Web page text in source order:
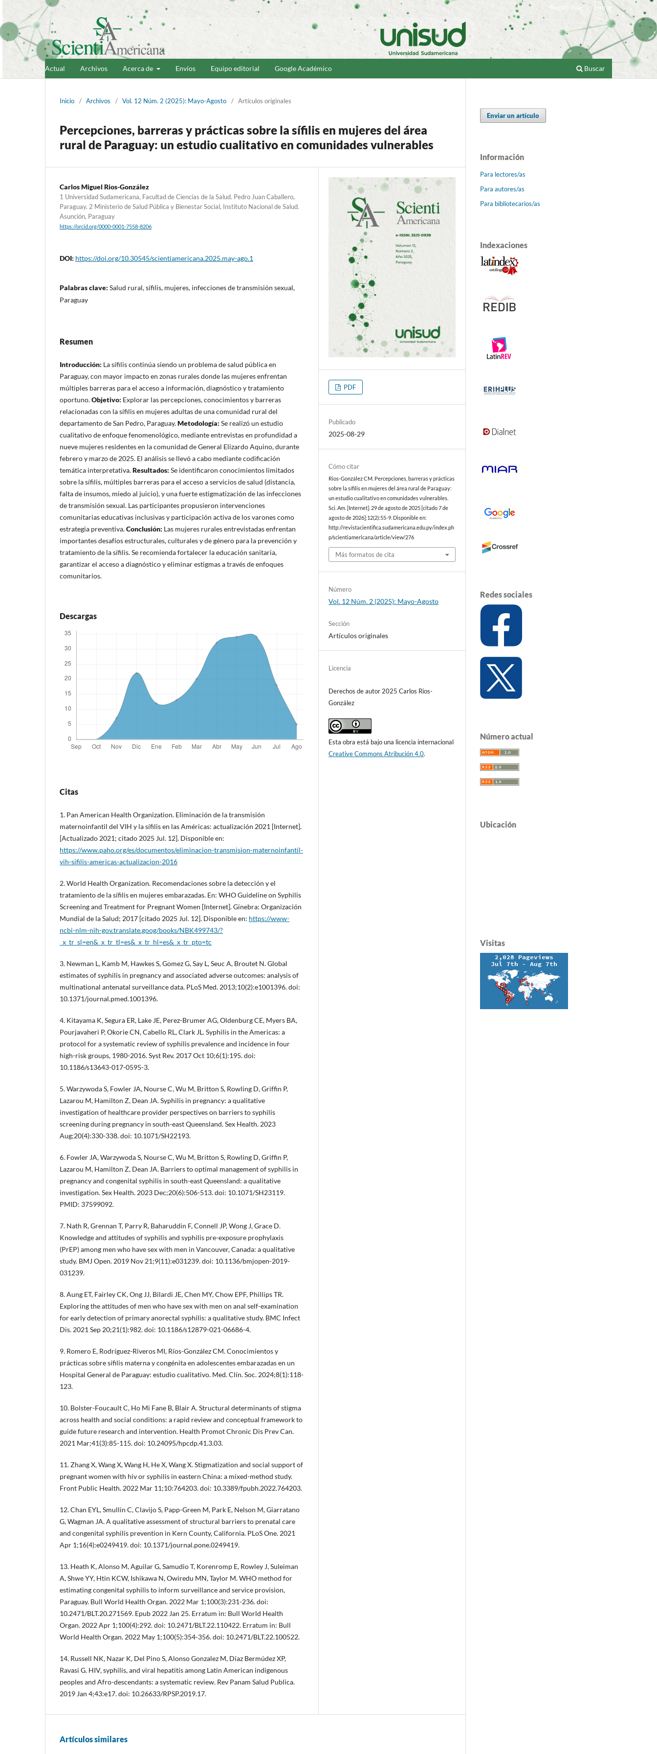
Actual Archivos Acerca de Envíos Equipo editorial Google Académico Buscar
Registrarse Entrar
Inicio / Archivos / Vol. 12 Núm. 2 (2025): Mayo-Agosto / Artículos originales
Percepciones, barreras y prácticas sobre la sífilis en mujeres del área
rural de Paraguay: un estudio cualitativo en comunidades vulnerables
Carlos Miguel Rios-González
1 Universidad Sudamericana, Facultad de Ciencias de la Salud. Pedro Juan Caballero,
Paraguay. 2 Ministerio de Salud Pública y Bienestar Social, Instituto Nacional de Salud.
Asunción, Paraguay
https://orcid.org/0000-0001-7558-8206
DOI: https://doi.org/10.30545/scientiamericana.2025.may-ago.1
Palabras clave: Salud rural, sífilis, mujeres, infecciones de transmisión sexual,
Paraguay
Resumen
Introducción: La sífilis continúa siendo un problema de salud pública en
Paraguay, con mayor impacto en zonas rurales donde las mujeres enfrentan
múltiples barreras para el acceso a información, diagnóstico y tratamiento
oportuno.Objetivo: Explorar las percepciones, conocimientos y barreras
relacionadas con la sífilis en mujeres adultas de una comunidad rural del
departamento de San Pedro, Paraguay.Metodología: Se realizó un estudio
cualitativo de enfoque fenomenológico, mediante entrevistas en profundidad a
nueve mujeres residentes en la comunidad de General Elizardo Aquino, durante
febrero y marzo de 2025. El análisis se llevó a cabo mediante codificación
temática interpretativa.Resultados: Se identificaron conocimientos limitados
sobre la sífilis, múltiples barreras para el acceso a servicios de salud (distancia,
falta de insumos, miedo al juicio), y una fuerte estigmatización de las infecciones
de transmisión sexual. Las participantes propusieron intervenciones
comunitarias educativas inclusivas y participación activa de los varones como
estrategia preventiva.Conclusión: Las mujeres rurales entrevistadas enfrentan
importantes desafíos estructurales, culturales y de género para la prevención y
tratamiento de la sífilis. Se recomienda fortalecer la educación sanitaria,
garantizar el acceso a diagnóstico y eliminar estigmas a través de enfoques
comunitarios.
Descargas
Citas
1. Pan American Health Organization. Eliminación de la transmisión
maternoinfantil del VIH y la sífilis en las Américas: actualización 2021 [Internet].
[Actualizado 2021; citado 2025 Jul. 12]. Disponible en:
https://www.paho.org/es/documentos/eliminacion-transmision-maternoinfantil-
vih-sifilis-americas-actualizacion-2016
2. World Health Organization. Recomendaciones sobre la detección y el
tratamiento de la sífilis en mujeres embarazadas. En: WHO Guideline on Syphilis
Screening and Treatment for Pregnant Women [Internet]. Ginebra: Organización
Mundial de la Salud; 2017 [citado 2025 Jul. 12]. Disponible en: https://www-
ncbi-nlm-nih-gov.translate.goog/books/NBK499743/?
_x_tr_sl=en&_x_tr_tl=es&_x_tr_hl=es&_x_tr_pto=tc
3. Newman L, Kamb M, Hawkes S, Gomez G, Say L, Seuc A, Broutet N. Global
estimates of syphilis in pregnancy and associated adverse outcomes: analysis of
multinational antenatal surveillance data. PLoS Med. 2013;10(2):e1001396. doi:
10.1371/journal.pmed.1001396.
4. Kitayama K, Segura ER, Lake JE, Perez-Brumer AG, Oldenburg CE, Myers BA,
Pourjavaheri P, Okorie CN, Cabello RL, Clark JL. Syphilis in the Americas: a
protocol for a systematic review of syphilis prevalence and incidence in four
high-risk groups, 1980-2016. Syst Rev. 2017 Oct 10;6(1):195. doi:
10.1186/s13643-017-0595-3.
5. Warzywoda S, Fowler JA, Nourse C, Wu M, Britton S, Rowling D, Griffin P,
Lazarou M, Hamilton Z, Dean JA. Syphilis in pregnancy: a qualitative
investigation of healthcare provider perspectives on barriers to syphilis
screening during pregnancy in south-east Queensland. Sex Health. 2023
Aug;20(4):330-338. doi: 10.1071/SH22193.
6. Fowler JA, Warzywoda S, Nourse C, Wu M, Britton S, Rowling D, Griffin P,
Lazarou M, Hamilton Z, Dean JA. Barriers to optimal management of syphilis in
pregnancy and congenital syphilis in south-east Queensland: a qualitative
investigation. Sex Health. 2023 Dec;20(6):506-513. doi: 10.1071/SH23119.
PMID: 37599092.
7. Nath R, Grennan T, Parry R, Baharuddin F, Connell JP, Wong J, Grace D.
Knowledge and attitudes of syphilis and syphilis pre-exposure prophylaxis
(PrEP) among men who have sex with men in Vancouver, Canada: a qualitative
study. BMJ Open. 2019 Nov 21;9(11):e031239. doi: 10.1136/bmjopen-2019-
031239.
8. Aung ET, Fairley CK, Ong JJ, Bilardi JE, Chen MY, Chow EPF, Phillips TR.
Exploring the attitudes of men who have sex with men on anal self-examination
for early detection of primary anorectal syphilis: a qualitative study. BMC Infect
Dis. 2021 Sep 20;21(1):982. doi: 10.1186/s12879-021-06686-4.
9. Romero E, Rodríguez-Riveros MI, Ríos-González CM. Conocimientos y
prácticas sobre sífilis materna y congénita en adolescentes embarazadas en un
Hospital General de Paraguay: estudio cualitativo. Med. Clín. Soc. 2024;8(1):118-
123.
10. Bolster-Foucault C, Ho Mi Fane B, Blair A. Structural determinants of stigma
across health and social conditions: a rapid review and conceptual framework to
guide future research and intervention. Health Promot Chronic Dis Prev Can.
2021 Mar;41(3):85-115. doi: 10.24095/hpcdp.41.3.03.
11. Zhang X, Wang X, Wang H, He X, Wang X. Stigmatization and social support of
pregnant women with hiv or syphilis in eastern China: a mixed-method study.
Front Public Health. 2022 Mar 11;10:764203. doi: 10.3389/fpubh.2022.764203.
12. Chan EYL, Smullin C, Clavijo S, Papp-Green M, Park E, Nelson M, Giarratano
G, Wagman JA. A qualitative assessment of structural barriers to prenatal care
and congenital syphilis prevention in Kern County, California. PLoS One. 2021
Apr 1;16(4):e0249419. doi: 10.1371/journal.pone.0249419.
13. Heath K, Alonso M, Aguilar G, Samudio T, Korenromp E, Rowley J, Suleiman
A, Shwe YY, Htin KCW, Ishikawa N, Owiredu MN, Taylor M. WHO method for
estimating congenital syphilis to inform surveillance and service provision,
Paraguay. Bull World Health Organ. 2022 Mar 1;100(3):231-236. doi:
10.2471/BLT.20.271569. Epub 2022 Jan 25. Erratum in: Bull World Health
Organ. 2022 Apr 1;100(4):292. doi: 10.2471/BLT.22.110422. Erratum in: Bull
World Health Organ. 2022 May 1;100(5):354-356. doi: 10.2471/BLT.22.100522.
14. Russell NK, Nazar K, Del Pino S, Alonso Gonzalez M, Díaz Bermúdez XP,
Ravasi G. HIV, syphilis, and viral hepatitis among Latin American indigenous
peoples and Afro-descendants: a systematic review. Rev Panam Salud Publica.
2019 Jan 4;43:e17. doi: 10.26633/RPSP.2019.17.
PDF
Publicado
2025-08-29
Cómo citar
Rios-González CM. Percepciones, barreras y prácticas
sobre la sífilis en mujeres del área rural de Paraguay:
un estudio cualitativo en comunidades vulnerables.
Sci. Am. [Internet]. 29 de agosto de 2025 [citado 7 de
agosto de 2026];12(2):55-9. Disponible en:
http://revistacientifica.sudamericana.edu.py/index.ph
p/scientiamericana/article/view/276
Más formatos de cita
Número
Vol. 12 Núm. 2 (2025): Mayo-Agosto
Sección
Artículos originales
Licencia
Derechos de autor 2025 Carlos Rios-
González
Esta obra está bajo una licencia internacional
Creative Commons Atribución 4.0.
Artículos similares
Enviar un artículo
Información
Para lectores/as
Para autores/as
Para bibliotecarios/as
Indexaciones
Redes sociales
Número actual
Ubicación
Visitas